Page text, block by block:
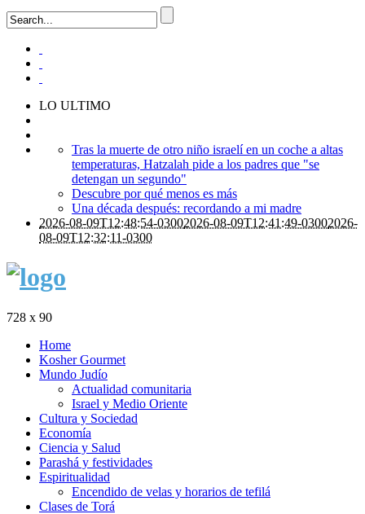
LO ULTIMO
Tras la muerte de otro niño israelí en un coche a altas
temperaturas, Hatzalah pide a los padres que "se
detengan un segundo"
Descubre por qué menos es más
Una década después: recordando a mi madre
2026-08-09T12:48:54-03002026-08-09T12:41:49-03002026-
08-09T12:32:11-0300
728 x 90
Home
Kosher Gourmet
Mundo Judío
Actualidad comunitaria
Israel y Medio Oriente
Cultura y Sociedad
Economía
Ciencia y Salud
Parashá y festividades
Espiritualidad
Encendido de velas y horarios de tefilá
Clases de Torá